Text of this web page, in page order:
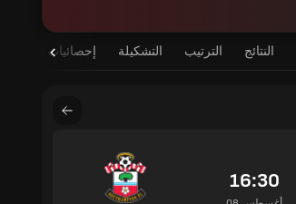
النتائج الترتيب التشكيلة إحصائيات اللاعب
16:30